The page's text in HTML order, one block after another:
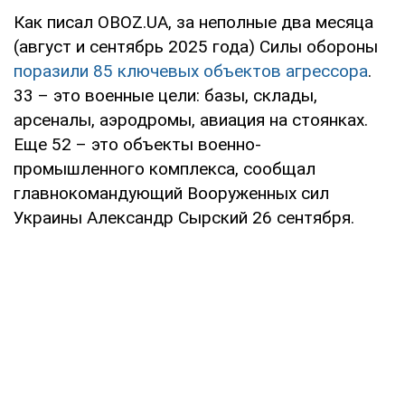
Как писал OBOZ.UA, за неполные два месяца
(август и сентябрь 2025 года) Силы обороны
поразили 85 ключевых объектов агрессора.
33 – это военные цели: базы, склады,
арсеналы, аэродромы, авиация на стоянках.
Еще 52 – это объекты военно-
промышленного комплекса, сообщал
главнокомандующий Вооруженных сил
Украины Александр Сырский 26 сентября.